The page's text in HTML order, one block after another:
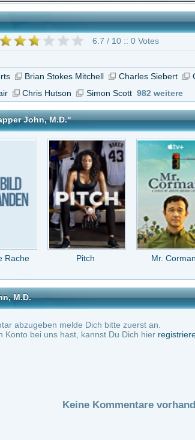
Pitch Mr. Corman Eine Klasse für sich
Dich bitte zuerst an.
kannst Du Dich hierregistrieren
Keine Kommentare vorhanden.